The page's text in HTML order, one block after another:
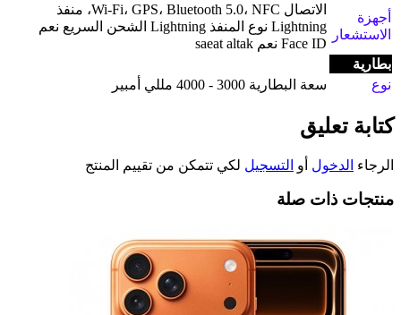
أجهزة
الاستشعار
الاتصال Wi-Fi، GPS، Bluetooth 5.0، NFC، منفذ
Lightning نوع المنفذ Lightning الشحن السريع نعم
Face ID نعم saeat altak
بطارية
نوع
سعة البطارية 3000 - 4000 مللي أمبير
كتابة تعليق
الرجاء الدخول أو التسجيل لكي تتمكن من تقييم المنتج
منتجات ذات صلة